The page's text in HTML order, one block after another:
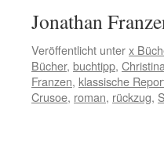
Jonathan
Veröffentlicht unterx
Bücher, buchtipp,
Franzen, klassische
Crusoe, roman, rückzug,